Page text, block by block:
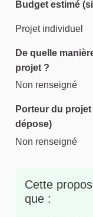
Budget estimé
Projet individuel
De quelle
projet ?
Non renseigné
Porteur du
dépose)
Non renseigné
Cette
que :